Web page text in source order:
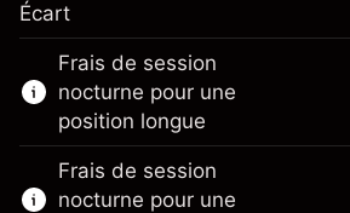
Cet instrument financier est
le trading via les CFD et les
En savoir plus sur :
CFD
Knock-outs
Écart
Frais de session
nocturne pour une
position longue
Frais de session
nocturne pour une